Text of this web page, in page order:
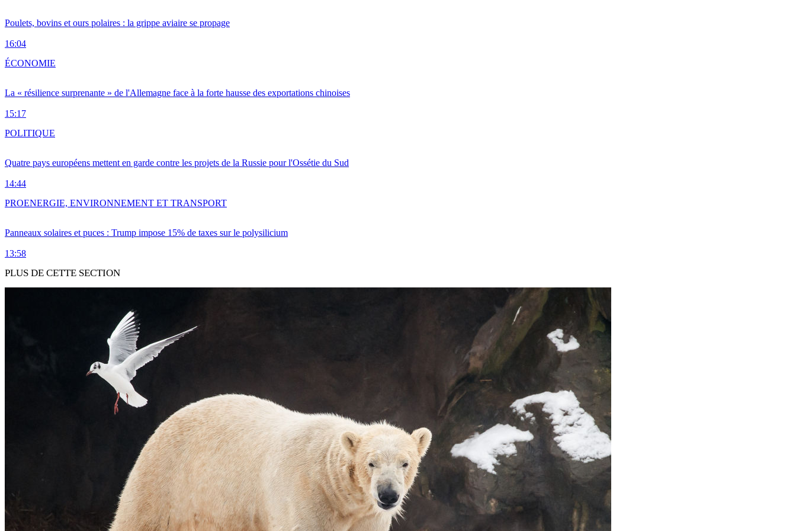
Poulets, bovins et ours polaires : la grippe aviaire se propage
16:04
La « résilience surprenante » de l'Allemagne face à la forte hausse des exportations chinoises
15:17
ÉCONOMIE
Quatre pays européens mettent en garde contre les projets de la Russie pour l'Ossétie du Sud
14:44
POLITIQUE
Panneaux solaires et puces : Trump impose 15% de taxes sur le polysilicium
13:58
PROENERGIE, ENVIRONNEMENT ET TRANSPORT
PLUS DE CETTE SECTION